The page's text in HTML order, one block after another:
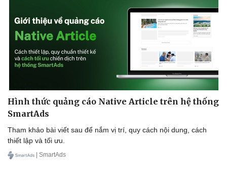
Hình thức quảng cáo Native Article trên hệ thống
SmartAds
Tham khảo bài viết sau để nắm vị trí, quy cách nội dung, cách
thiết lập và tối ưu.
| SmartAds